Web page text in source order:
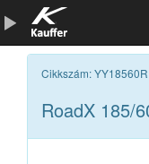
Szerszámkatalógus
Kosár
Alkatrészek
Cikkszám:
RoadX 185/